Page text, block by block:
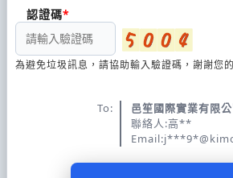
認證碼
為避免垃圾訊息，請協助輸入驗證碼，謝謝您
To:
邑笙國際實業有限
聯絡人:高**